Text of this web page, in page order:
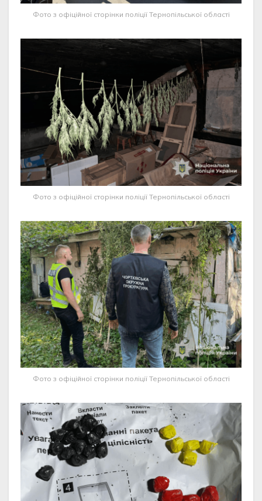
Фото з офіційної сторінки поліції Тернопільської області
Фото з офіційної сторінки поліції Тернопільської області
Фото з офіційної сторінки поліції Тернопільської області